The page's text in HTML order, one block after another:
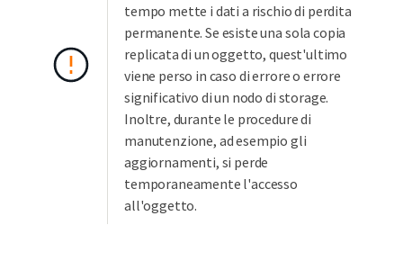
tempo mette i dati a rischio di perdita
permanente. Se esiste una sola copia
replicata di un oggetto, quest'ultimo
viene perso in caso di errore o errore
significativo di un nodo di storage.
Inoltre, durante le procedure di
manutenzione, ad esempio gli
aggiornamenti, si perde
temporaneamente l'accesso
all'oggetto.